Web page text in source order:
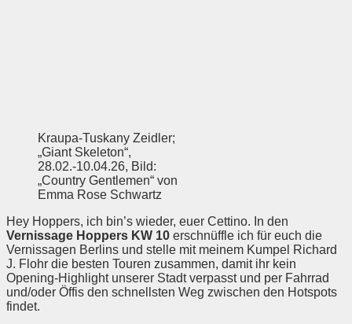
Kraupa-Tuskany Zeidler;
„Giant Skeleton“,
28.02.-10.04.26, Bild:
„Country Gentlemen“ von
Emma Rose Schwartz
Hey Hoppers, ich bin’s wieder, euer Cettino. In den
Vernissage Hoppers KW 10 erschnüffle ich für euch die
Vernissagen Berlins und stelle mit meinem Kumpel Richard
J. Flohr die besten Touren zusammen, damit ihr kein
Opening-Highlight unserer Stadt verpasst und per Fahrrad
und/oder Öffis den schnellsten Weg zwischen den Hotspots
findet.